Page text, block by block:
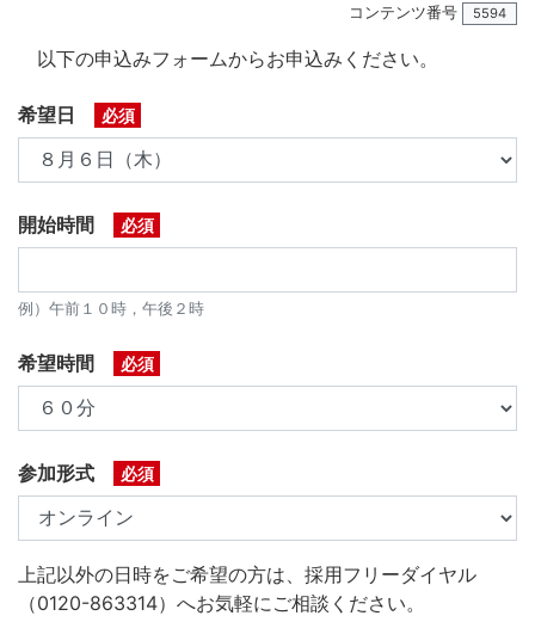
コンテンツ番号
5594
以下の申込みフォームからお申込みください。
希望日 必須
開始時間 必須
例）午前１０時，午後２時
希望時間 必須
参加形式 必須
上記以外の日時をご希望の方は、採用フリーダイヤル
（0120-863314）へお気軽にご相談ください。